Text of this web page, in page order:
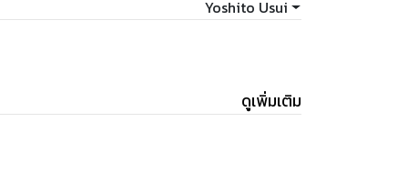
Yoshito Usui
ดูเพิ่มเติม